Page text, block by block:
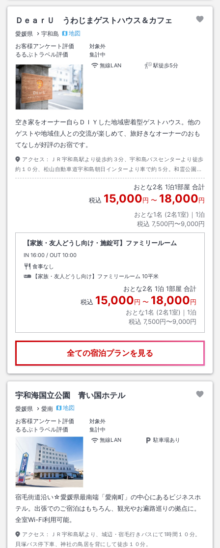
ＤｅａｒＵ うわじまゲストハウス＆カフェ
愛媛県 宇和島
地図
お客様アンケート評価
対象外
るるぶトラベル評価
集計中
無線LAN
駅徒歩5分
空き家をオーナー自らＤＩＹした地域密着型ゲストハウス。他の
ゲストや地域住人との交流が楽しめて、旅好きなオーナーのおも
てなしが好評のお宿です。
アクセス：
ＪＲ宇和島駅より徒歩約３分、宇和島バスセンターより徒歩
約１０分、松山自動車道宇和島朝日インターより車で約５分。和霊公園、
オリエンタルホテル、四国労金、宇和島簡易裁判所が近くです。
おとな2名 1泊1部屋 合計
税込 15,000円 〜 18,000円
おとな1名 (2名1室)｜ 1泊
税込 7,500円〜9,000円
【家族・友人どうし向け・施錠可】ファミリールーム
IN チェックイン
16:00 / OUT チェックアウト
10:00
食事なし
【家族・友人どうし向け】ファミリールーム 10平米
おとな2名 1泊 1部屋 合計
税込 15,000円 〜 18,000円
おとな1名 (2名1室)｜ 1泊
税込 7,500円〜9,000円
全ての宿泊プランを見る
宇和海国立公園 青い国ホテル
愛媛県 愛南
地図
お客様アンケート評価
対象外
るるぶトラベル評価
集計中
無線LAN
駐車場あり
宿毛街道沿い☆愛媛県最南端「愛南町」の中心にあるビジネスホ
テル。出張でのご宿泊はもちろん、観光やお遍路巡りの拠点に。
全室Wi-Fi利用可能。
アクセス：
ＪＲ宇和島駅より、城辺・宿毛行きバスにて1時間１０分。
貝塚バス停下車、神社の鳥居を背にして徒歩１０分。